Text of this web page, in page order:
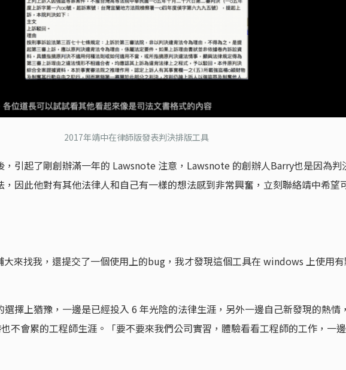
2017年靖中在律師版發表判決排版工具
，引起了剛創辦滿一年的 Lawsnote 注意，Lawsnote 的創辦人Barry也是因為判
，因此他對有其他法律人和自己有一樣的想法感到非常興奮，立刻聯絡靖中希望
大來找我，還提交了一個使用上的bug，我才發現這個工具在 windows 上使用
選擇上猶豫，一邊是已經投入 6 年光陰的法律生涯，另外一邊自己新發現的熱情
不會累的工程師生涯。「要不要來我們公司實習，體驗看看工程師的工作，一邊